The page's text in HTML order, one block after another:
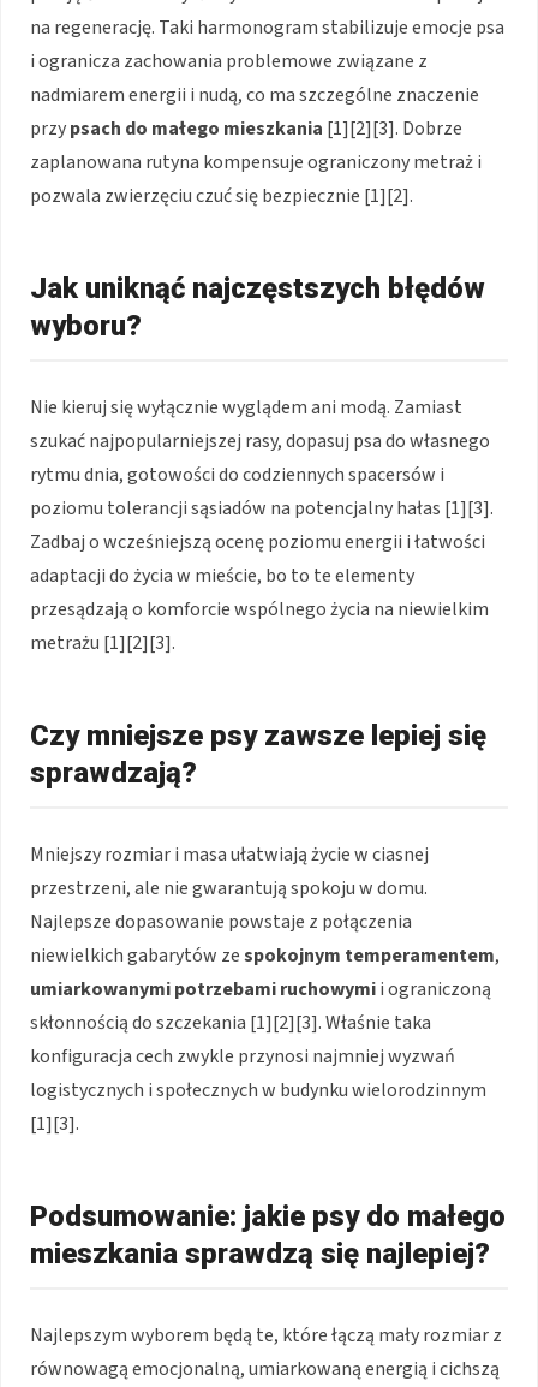
na regenerację. Taki harmonogram stabilizuje emocje psa
i ogranicza zachowania problemowe związane z
nadmiarem energii i nudą, co ma szczególne znaczenie
przypsach do małego mieszkania [1][2][3]. Dobrze
zaplanowana rutyna kompensuje ograniczony metraż i
pozwala zwierzęciu czuć się bezpiecznie [1][2].
Jak uniknąć najczęstszych błędów
wyboru?
Nie kieruj się wyłącznie wyglądem ani modą. Zamiast
szukać najpopularniejszej rasy, dopasuj psa do własnego
rytmu dnia, gotowości do codziennych spacersów i
poziomu tolerancji sąsiadów na potencjalny hałas [1][3].
Zadbaj o wcześniejszą ocenę poziomu energii i łatwości
adaptacji do życia w mieście, bo to te elementy
przesądzają o komforcie wspólnego życia na niewielkim
metrażu [1][2][3].
Czy mniejsze psy zawsze lepiej się
sprawdzają?
Mniejszy rozmiar i masa ułatwiają życie w ciasnej
przestrzeni, ale nie gwarantują spokoju w domu.
Najlepsze dopasowanie powstaje z połączenia
niewielkich gabarytów zespokojnym temperamentem,
umiarkowanymi potrzebami ruchowymii ograniczoną
skłonnością do szczekania [1][2][3]. Właśnie taka
konfiguracja cech zwykle przynosi najmniej wyzwań
logistycznych i społecznych w budynku wielorodzinnym
[1][3].
Podsumowanie: jakie psy do małego
mieszkania sprawdzą się najlepiej?
Najlepszym wyborem będą te, które łączą mały rozmiar z
równowagą emocjonalną, umiarkowaną energią i cichszą